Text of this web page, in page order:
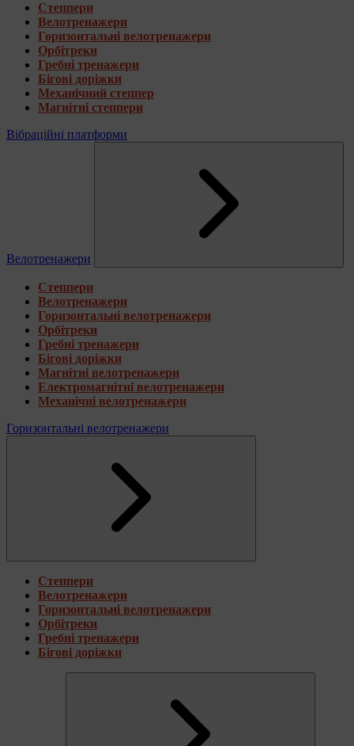
Степпери
Велотренажери
Горизонтальні велотренажери
Орбітреки
Гребні тренажери
Бігові доріжки
Механічний степпер
Магнітні степпери
Вібраційні платформи
Велотренажери
Степпери
Велотренажери
Горизонтальні велотренажери
Орбітреки
Гребні тренажери
Бігові доріжки
Магнітні велотренажери
Електромагнітні велотренажери
Механічні велотренажери
Горизонтальні велотренажери
Степпери
Велотренажери
Горизонтальні велотренажери
Орбітреки
Гребні тренажери
Бігові доріжки